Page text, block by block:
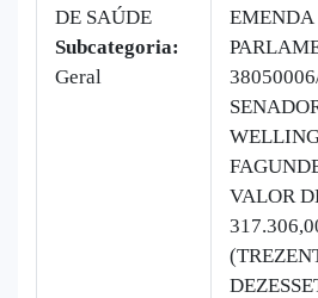
DE SAÚDE
Subcategoria:
Geral
EMENDA
VALOR